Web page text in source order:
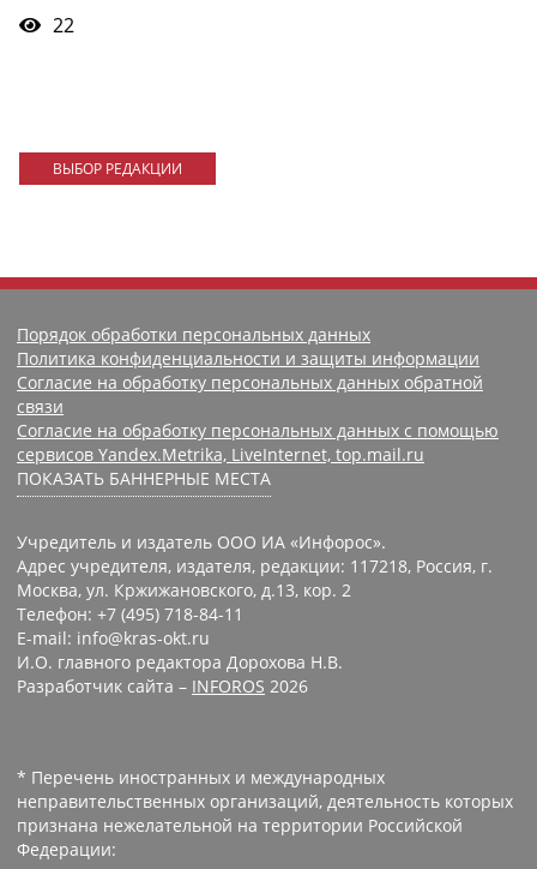
22
ВЫБОР РЕДАКЦИИ
Порядок обработки персональных данных
Политика конфиденциальности и защиты информации
Согласие на обработку персональных данных обратной
связи
Согласие на обработку персональных данных с помощью
сервисов Yandex.Metrika, LiveInternet, top.mail.ru
ПОКАЗАТЬ БАННЕРНЫЕ МЕСТА
Учредитель и издатель ООО ИА «Инфорос».
Адрес учредителя, издателя, редакции: 117218, Россия, г.
Москва, ул. Кржижановского, д.13, кор. 2
Телефон: +7 (495) 718-84-11
E-mail: info@kras-okt.ru
И.О. главного редактора Дорохова Н.В.
Разработчик сайта – INFOROS 2026
* Перечень иностранных и международных
неправительственных организаций, деятельность которых
признана нежелательной на территории Российской
Федерации: